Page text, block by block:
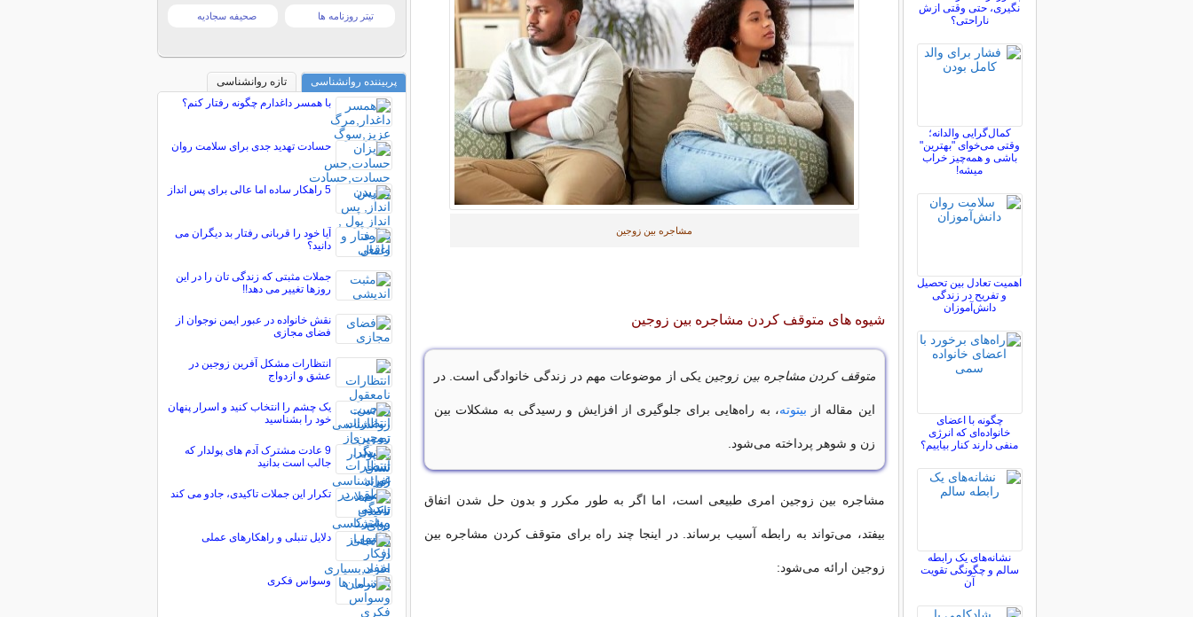
مشاجره بین زوجین
شیوه های متوقف کردن مشاجره بین زوجین
متوقف کردن مشاجره بین زوجین یکی از موضوعات مهم در زندگی خانوادگی است. در
این مقاله از بیتوته، به راه‌هایی برای جلوگیری از افزایش و رسیدگی به مشکلات بین
زن و شوهر پرداخته می‌شود.
مشاجره بین زوجین امری طبیعی است، اما اگر به طور مکرر و بدون حل شدن اتفاق
بیفتد، می‌تواند به رابطه آسیب برساند. در اینجا چند راه برای متوقف کردن مشاجره بین
زوجین ارائه می‌شود:
نگيری، حتی وقتی ازش
ناراحتی؟
کمال‌گرایی والدانه؛
وقتی می‌خوای "بهترین"
باشی و همه‌چیز خراب
میشه!
اهمیت تعادل بین تحصیل
و تفریح در زندگی
دانش‌آموزان
چگونه با اعضای
خانواده‌ای که انرژی
منفی دارند کنار بیاییم؟
نشانه‌های یک رابطه
سالم و چگونگی تقویت
آن
تیتر روزنامه ها صحیفه سجادیه
پربیننده روانشناسی
تازه روانشناسی
با همسر داغدارم چگونه رفتار کنم؟
حسادت تهدید جدی برای سلامت روان
5 راهکار ساده اما عالی برای پس انداز
آیا خود را قربانی رفتار بد دیگران می
دانید؟
جملات مثبتی که زندگی تان را در این
روزها تغییر می دهد!!
نقش خانواده در عبور ایمن نوجوان از
فضای مجازی
انتظارات مشکل آفرین زوجین در
عشق و ازدواج
یک چشم را انتخاب کنید و اسرار پنهان
خود را بشناسید
9 عادت مشترک آدم های پولدار که
جالب است بدانید
تکرار این جملات تاکیدی، جادو می کند
دلایل تنبلی و راهکارهای عملی
وسواس فکری